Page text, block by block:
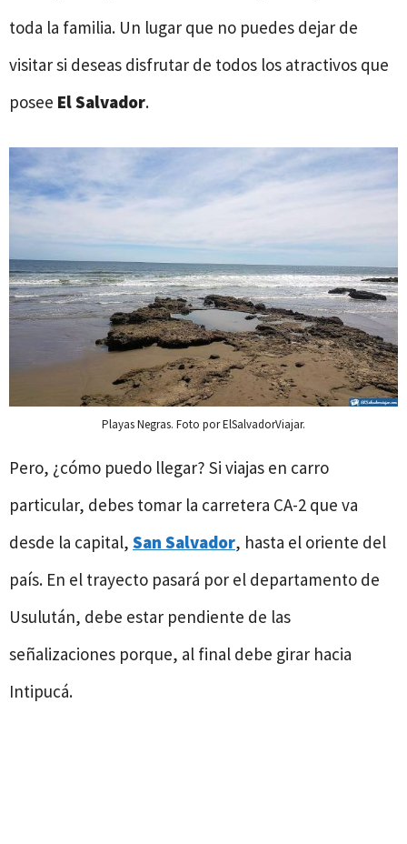
toda la familia. Un lugar que no puedes dejar de
visitar si deseas disfrutar de todos los atractivos que
posee El Salvador.
Playas Negras. Foto por ElSalvadorViajar.
Pero, ¿cómo puedo llegar? Si viajas en carro
particular, debes tomar la carretera CA-2 que va
desde la capital, San Salvador, hasta el oriente del
país. En el trayecto pasará por el departamento de
Usulután, debe estar pendiente de las
señalizaciones porque, al final debe girar hacia
Intipucá.